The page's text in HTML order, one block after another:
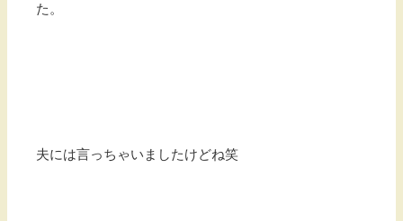
た。
夫には言っちゃいましたけどね笑